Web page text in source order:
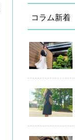
コラム新着